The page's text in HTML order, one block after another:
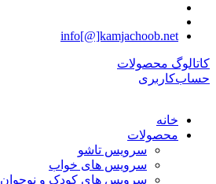
info[@]kamjachoob.net
کاتالوگ محصولات
حساب‌کاربری
خانه
محصولات
سرویس تاشو
سرویس های خواب
سرویس های کودک و نوجوان